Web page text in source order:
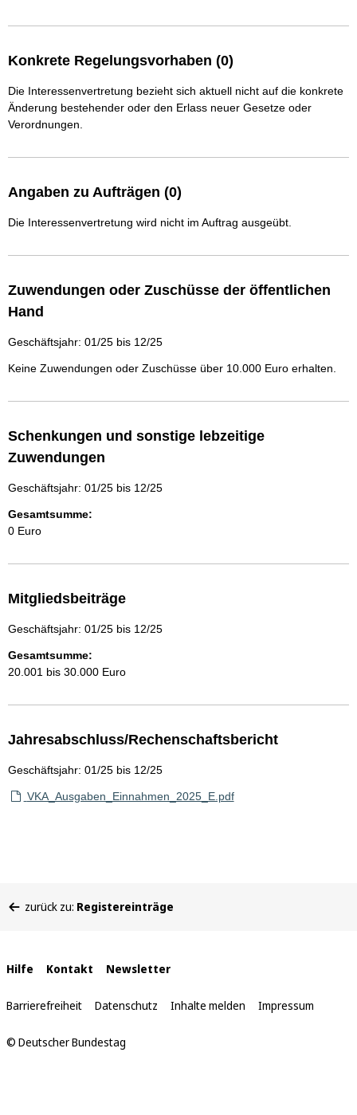
Konkrete Regelungsvorhaben (0)
Die Interessenvertretung bezieht sich aktuell nicht auf die konkrete
Änderung bestehender oder den Erlass neuer Gesetze oder
Verordnungen.
Angaben zu Aufträgen (0)
Die Interessenvertretung wird nicht im Auftrag ausgeübt.
Zuwendungen oder Zuschüsse der öffentlichen
Hand
Geschäftsjahr: 01/25 bis 12/25
Keine Zuwendungen oder Zuschüsse über 10.000 Euro erhalten.
Schenkungen und sonstige lebzeitige
Zuwendungen
Geschäftsjahr: 01/25 bis 12/25
Gesamtsumme:
0 Euro
Mitgliedsbeiträge
Geschäftsjahr: 01/25 bis 12/25
Gesamtsumme:
20.001 bis 30.000 Euro
Jahresabschluss/Rechenschaftsbericht
Geschäftsjahr: 01/25 bis 12/25
VKA_Ausgaben_Einnahmen_2025_E.pdf
befinden
zurück zu: Registereinträge
Interne
Links
Hilfe Kontakt Newsletter
Barrierefreiheit Datenschutz Inhalte melden Impressum
© Deutscher Bundestag